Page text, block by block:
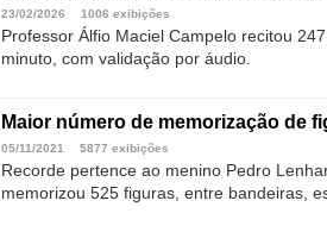
23/02/2026 1006 exibições
Professor Álfio Maciel Campelo recitou
minuto, com validação por áudio.
Maior número de memorização de
05/11/2021 5877 exibições
Recorde pertence ao menino Pedro
memorizou 525 figuras, entre bandeiras,